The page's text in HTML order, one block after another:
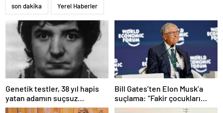
son dakika Yerel Haberler
Genetik testler, 38 yıl hapis
yatan adamın suçsuz
olduğunu ortaya çıkardı
Bill Gates’ten Elon Musk’a
suçlama: “Fakir çocukları
öldürdü”